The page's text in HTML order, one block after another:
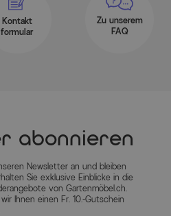
Kontakt
formular
Zu unserem
FAQ
abonnieren
Newsletter an und bleiben
Sie exklusive Einblicke in die
von Gartenmöbel.ch.
Ihnen einen Fr. 10.-Gutschein